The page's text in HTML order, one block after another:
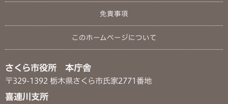
免責事項
このホームページについて
さくら市役所 本庁舎
〒329-1392 栃木県さくら市氏家2771番地
喜連川支所